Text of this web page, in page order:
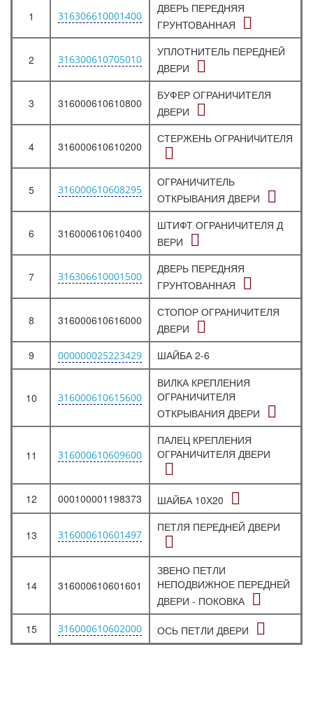
1 316306610001400
ДВЕРЬ ПЕРЕДНЯЯ
ГРУНТОВАННАЯ
2 316300610705010
УПЛОТНИТЕЛЬ ПЕРЕДНЕЙ
ДВЕРИ
3 316000610610800
БУФЕР ОГРАНИЧИТЕЛЯ
ДВЕРИ
4 316000610610200
СТЕРЖЕНЬ ОГРАНИЧИТЕЛЯ
5 316000610608295
ОГРАНИЧИТЕЛЬ
ОТКРЫВАНИЯ ДВЕРИ
6 316000610610400
ШТИФТ ОГРАНИЧИТЕЛЯ Д
ВЕРИ
7 316306610001500
ДВЕРЬ ПЕРЕДНЯЯ
ГРУНТОВАННАЯ
8 316000610616000
СТОПОР ОГРАНИЧИТЕЛЯ
ДВЕРИ
9
000000025223429 ШАЙБА 2-6
10 316000610615600
ВИЛКА КРЕПЛЕНИЯ
ОГРАНИЧИТЕЛЯ
ОТКРЫВАНИЯ ДВЕРИ
11 316000610609600
ПАЛЕЦ КРЕПЛЕНИЯ
ОГРАНИЧИТЕЛЯ ДВЕРИ
12 000100001198373 ШАЙБА 10Х20
13 316000610601497
ПЕТЛЯ ПЕРЕДНЕЙ ДВЕРИ
14 316000610601601
ЗВЕНО ПЕТЛИ
НЕПОДВИЖНОЕ ПЕРЕДНЕЙ
ДВЕРИ - ПОКОВКА
15
316000610602000 ОСЬ ПЕТЛИ ДВЕРИ